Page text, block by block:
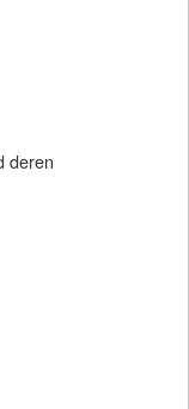
deren